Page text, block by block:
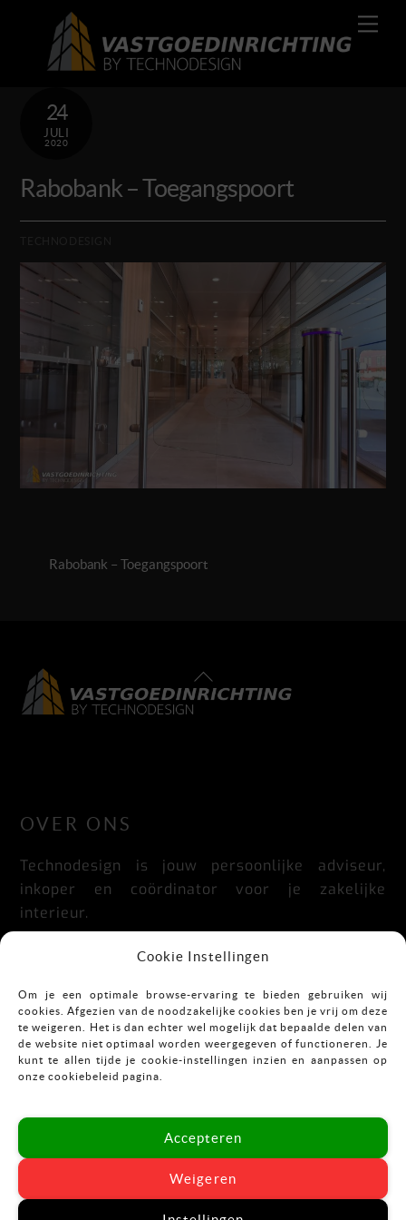
Cookie Instellingen
Om je een optimale browse-ervaring te bieden gebruiken wij
cookies. Afgezien van de noodzakelijke cookies ben je vrij om deze
te weigeren. Het is dan echter wel mogelijk dat bepaalde delen van
de website niet optimaal worden weergegeven of functioneren. Je
kunt te allen tijde je cookie-instellingen inzien en aanpassen op
onze cookiebeleid pagina.
Accepteren
Weigeren
content
24
JULI
2020
Rabobank – Toegangspoort
Rabobank – Toegangspoort
Back
To
OVER ONS
Technodesign is jouw persoonlijke adviseur,
inkoper en coördinator voor je zakelijke
interieur.
Praktisch, doordacht, stijlvol en flexibel.
CONTACT
Mekkelholtsweg 7
E:info@vastgoedinrichting.nl